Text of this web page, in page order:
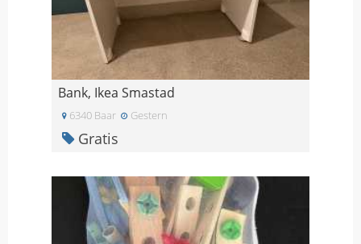
Bank, Ikea Smastad
6340 Baar Gestern
Gratis